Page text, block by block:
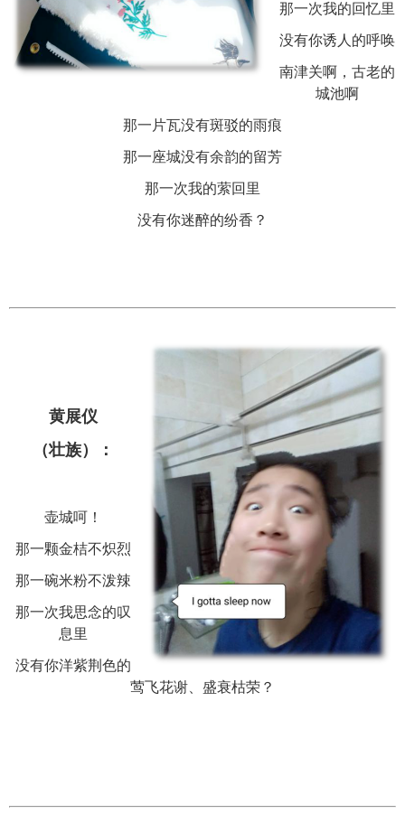
那一次我的回忆里
没有你诱人的呼唤
南津关啊，古老的
城池啊
那一片瓦没有斑驳的雨痕
那一座城没有余韵的留芳
那一次我的萦回里
没有你迷醉的纷香？
黄展仪
（壮族）：
壶城呵！
那一颗金桔不炽烈
那一碗米粉不泼辣
那一次我思念的叹
息里
没有你洋紫荆色的
莺飞花谢、盛衰枯荣？